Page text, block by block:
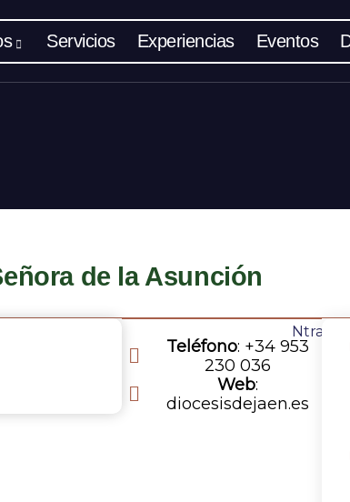
Servicios Experiencias Eventos
de la Asunción
Teléfono: +34 953
230 036
Web:
diocesisdejaen.es